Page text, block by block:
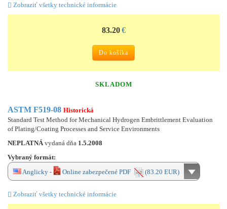
Zobraziť všetky technické informácie
83.20 €
Do košíka
SKLADOM
ASTM F519-08 Historická
Standard Test Method for Mechanical Hydrogen Embrittlement Evaluation
of Plating/Coating Processes and Service Environments
NEPLATNÁ vydaná dňa 1.5.2008
Vybraný formát:
Anglicky -
Online zabezpečené PDF (83.20 EUR)
Zobraziť všetky technické informácie